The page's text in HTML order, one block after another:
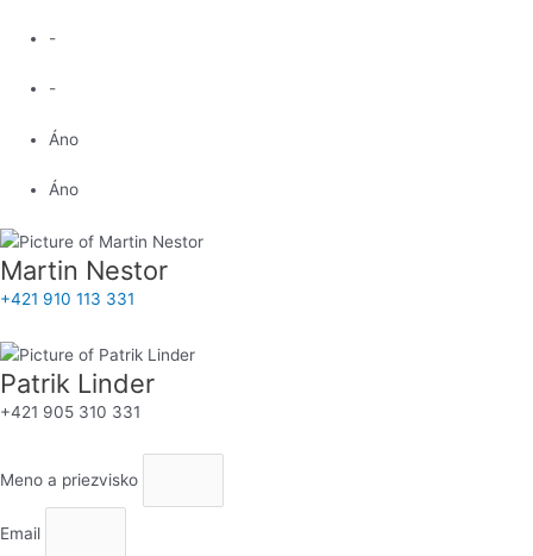
-
-
Áno
Áno
Martin Nestor
+421 910 113 331
Patrik Linder
+421 905 310 331
Meno a priezvisko
Email